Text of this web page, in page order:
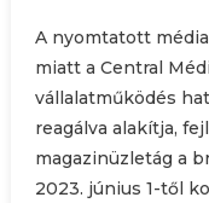
A nyomtatott
miatt a Central
vállalatműködés
reagálva alakítja,
magazinüzletág a
2023. június 1-től